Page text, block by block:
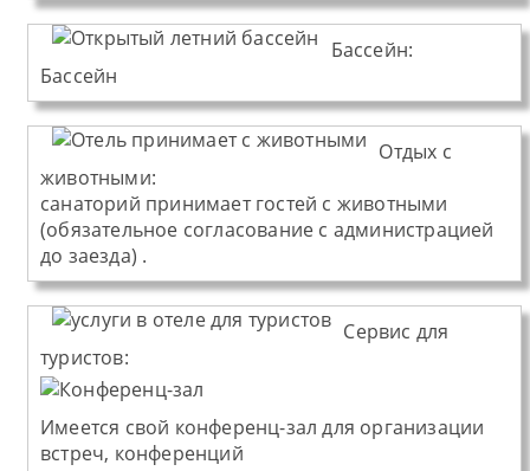
Бассейн:
Бассейн
Отдых с
животными:
санаторий принимает гостей с животными
(обязательное согласование с администрацией
до заезда) .
Сервис для
туристов:
Имеется свой конференц-зал для организации
встреч, конференций